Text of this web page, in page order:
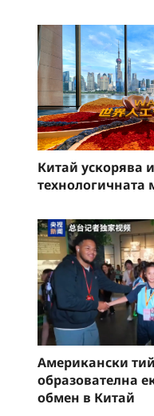
Китай ускорява
технологичната
Американски
образователна
обмен в Китай